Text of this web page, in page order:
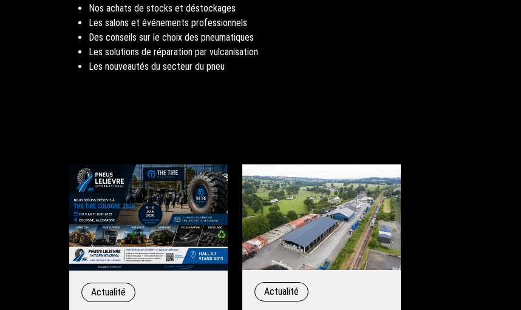
Nos achats de stocks et déstockages
Les salons et événements professionnels
Des conseils sur le choix des pneumatiques
Les solutions de réparation par vulcanisation
Les nouveautés du secteur du pneu
Actualité Actualité